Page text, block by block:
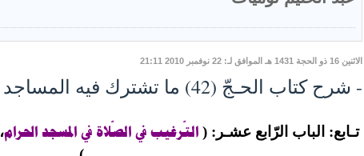
الاثنين 16 ذو الحجة 1431 هـ الموافق لـ: 22 نوفمبر 2010 21:11
- شرح كتاب الحـجّ (42) ما تشترك فيه المساجد الثّلاثة من أحكام
تـابع: الباب الرّابع عشـر: ( التّرغيب في الصّلاة في المسجد الحرام،